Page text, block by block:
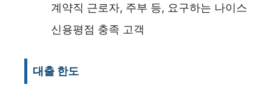
계약직 근로자, 주부 등, 요구하는 나이스
신용평점 충족 고객
대출 한도